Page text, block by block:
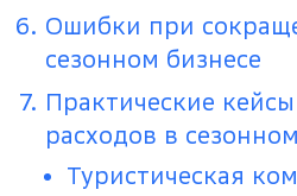
Ошибки при
сезонном бизнесе
Практические
расходов в
Туристическая